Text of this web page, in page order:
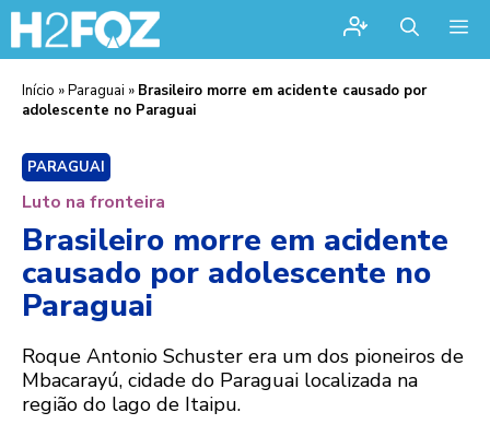
Início »Paraguai » Brasileiro morre em acidente causado por
adolescente no Paraguai
PARAGUAI
Luto na fronteira
Brasileiro morre em acidente
causado por adolescente no
Paraguai
Roque Antonio Schuster era um dos pioneiros de
Mbacarayú, cidade do Paraguai localizada na
região do lago de Itaipu.